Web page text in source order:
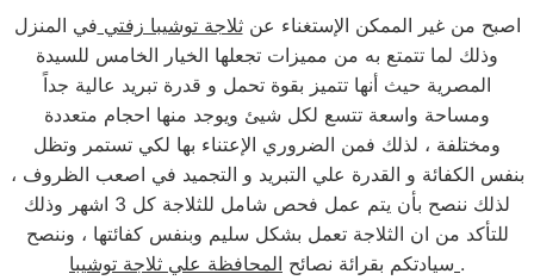
اصبح من غير الممكن الإستغناء عنثلاجة توشيبا زفتي في المنزل
وذلك لما تتمتع به من مميزات تجعلها الخيار الخامس للسيدة
المصرية حيث أنها تتميز بقوة تحمل و قدرة تبريد عالية جداً
ومساحة واسعة تتسع لكل شيئ ويوجد منها احجام متعددة
ومختلفة ، لذلك فمن الضروري الإعتناء بها لكي تستمر وتظل
بنفس الكفائة و القدرة علي التبريد و التجميد في اصعب الظروف ،
لذلك ننصح بأن يتم عمل فحص شامل للثلاجة كل 3 اشهر وذلك
للتأكد من ان الثلاجة تعمل بشكل سليم وبنفس كفائتها ، وننصح
سيادتكم بقرائة نصائح .